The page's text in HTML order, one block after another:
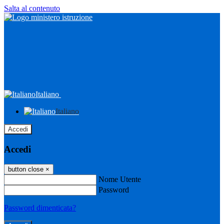
Salta al contenuto
Italiano
Italiano
Accedi
Accedi
button close ×
Nome Utente
Password
Password dimenticata?